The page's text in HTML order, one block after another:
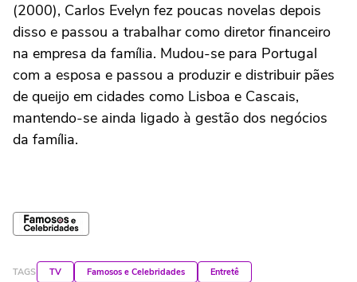
(2000), Carlos Evelyn fez poucas novelas depois
disso e passou a trabalhar como diretor financeiro
na empresa da família. Mudou-se para Portugal
com a esposa e passou a produzir e distribuir pães
de queijo em cidades como Lisboa e Cascais,
mantendo-se ainda ligado à gestão dos negócios
da família.
TAGS TV Famosos e Celebridades Entretê